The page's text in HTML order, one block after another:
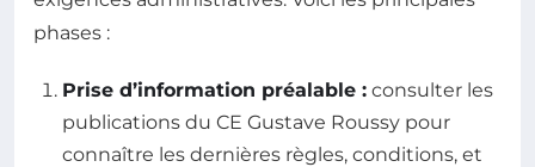
phases :
Prise d’information préalable : consulter les
publications du CE Gustave Roussy pour
connaître les dernières règles, conditions, et